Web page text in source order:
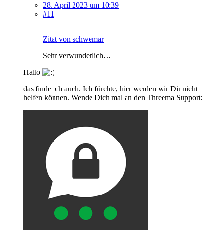
28. April 2023 um 10:39
#11
Zitat von schwemar
Sehr verwunderlich…
Hallo
das finde ich auch. Ich fürchte, hier werden wir Dir nicht
helfen können. Wende Dich mal an den Threema Support: